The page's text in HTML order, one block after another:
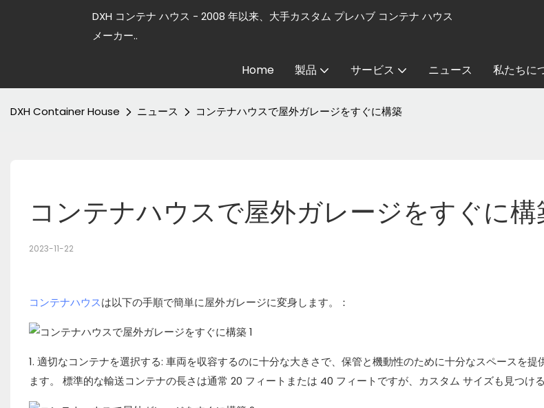
DXH コンテナ ハウス - 2008 年以来、大手カスタム プレハブ コンテナ ハウス
メーカー..
Home 製品 サービス ニュース 私たちに
DXH Container House ニュース コンテナハウスで屋外ガレージをすぐに構築
コンテナハウスで屋外ガレージをすぐに構
2023-11-22
コンテナハウスは以下の手順で簡単に屋外ガレージに変身します。：
1. 適切なコンテナを選択する: 車両を収容するのに十分な大きさで、保管と機動性のために十分なスペースを提
ます。 標準的な輸送コンテナの長さは通常 20 フィートまたは 40 フィートですが、カスタム サイズも見つける